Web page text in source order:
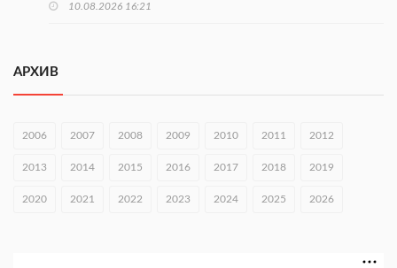
10.08.2026 16:21
АРХИВ
2006 2007 2008 2009 2010 2011 2012
2013 2014 2015 2016 2017 2018 2019
2020 2021 2022 2023 2024 2025 2026